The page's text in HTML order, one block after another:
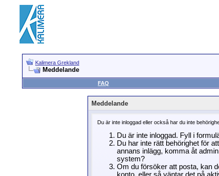
Kalimera Grekland
Meddelande
FAQ
Meddelande
Du är inte inloggad eller också har du inte
Du är inte inloggad. Fyll i
Du har inte rätt behörighet för
annans inlägg, komma åt
system?
Om du försöker att posta, kan